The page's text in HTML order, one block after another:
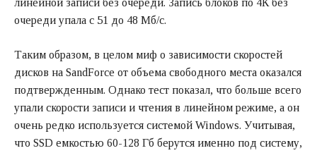
линейной записи без очереди. Запись блоков по 4К без
очереди упала с 51 до 48 Мб/с.
Таким образом, в целом миф о зависимости скоростей
дисков на SandForce от объема свободного места оказался
подтвержденным. Однако тест показал, что больше всего
упали скорости записи и чтения в линейном режиме, а он
очень редко используется системой Windows. Учитывая,
что SSD емкостью 60-128 Гб берутся именно под систему,